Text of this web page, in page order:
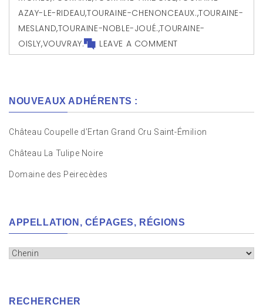
AZAY-LE-RIDEAU,TOURAINE-CHENONCEAUX.,TOURAINE-
MESLAND,TOURAINE-NOBLE-JOUÉ.,TOURAINE-
OISLY,VOUVRAY. LEAVE A COMMENT
NOUVEAUX ADHÉRENTS :
Château Coupelle d’Ertan Grand Cru Saint-Émilion
Château La Tulipe Noire
Domaine des Peirecèdes
APPELLATION, CÉPAGES, RÉGIONS
Appellation,
RECHERCHER